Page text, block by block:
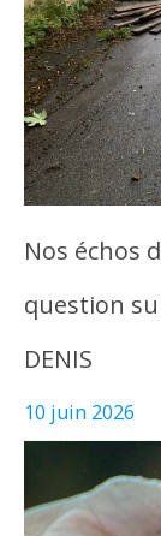
Nos échos
question
DENIS
10 juin 2026